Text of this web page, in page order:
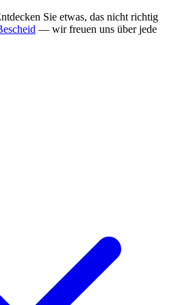
Sie etwas, das nicht richtig
— wir freuen uns über jede